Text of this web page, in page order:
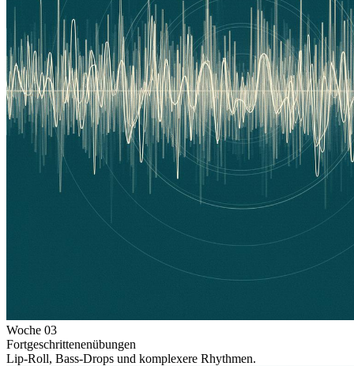
Woche 03
Fortgeschrittenenübungen
Lip-Roll, Bass-Drops und komplexere Rhythmen.